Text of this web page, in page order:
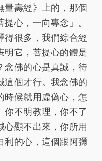
99 100
104 105
109 110
114 115
119 120
124 125
129 130
壽經》上的，那個
心，一向專念」。
得很多，我們綜合經
明它，菩提心的體是
念佛的心是真誠，待
這個才行。我念佛的
時候就用虛偽心，怎
你不明教理，你不了
心顯不出來，你所用
利的心，這個跟阿彌